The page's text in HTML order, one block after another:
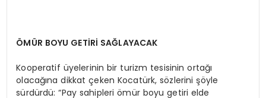
ÖMÜR BOYU GETİRİ SAĞLAYACAK
Kooperatif üyelerinin bir turizm tesisinin ortağı
olacağına dikkat çeken Kocatürk, sözlerini şöyle
sürdürdü: “Pay sahipleri ömür boyu getiri elde